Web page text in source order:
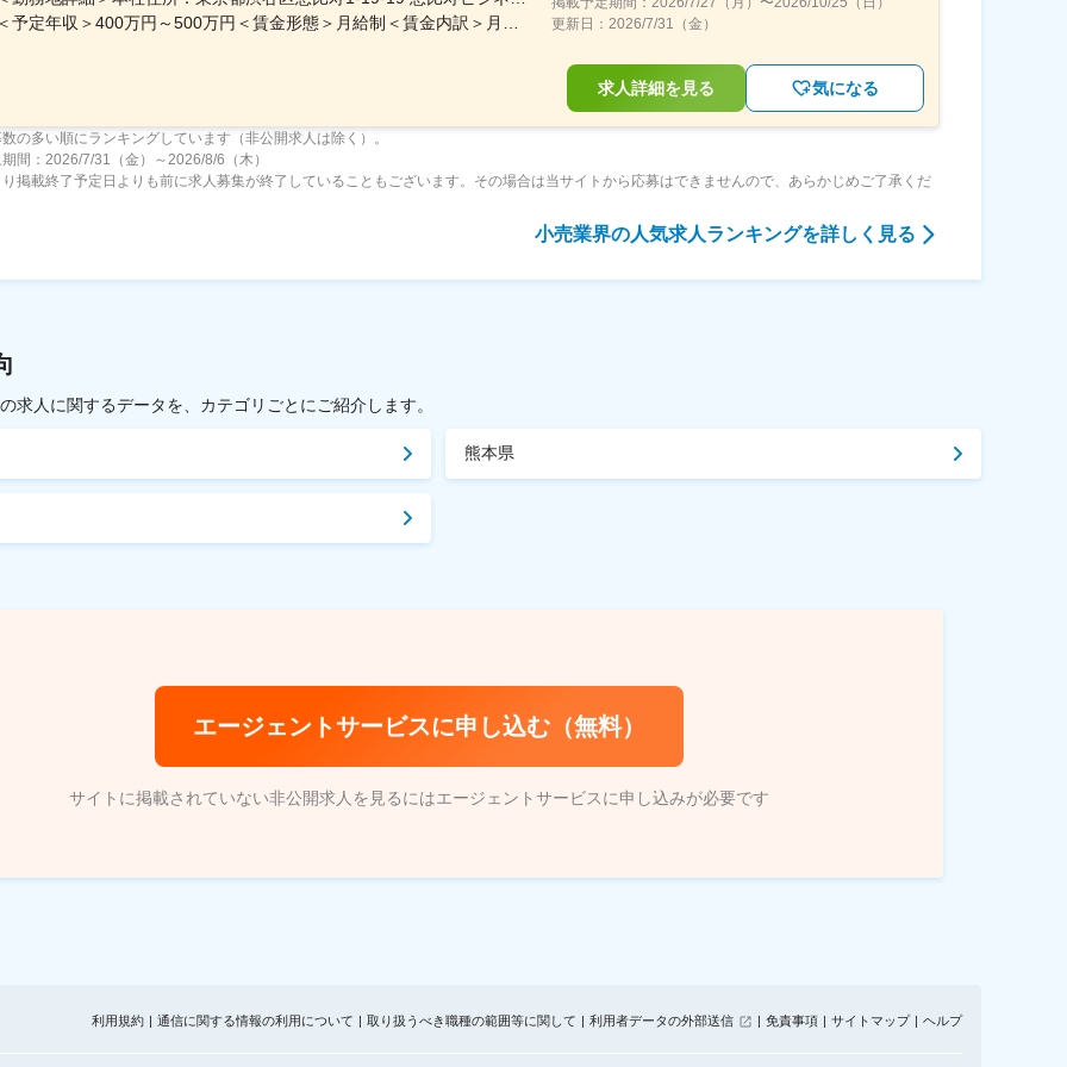
更新日： 2026/7/31（金）
求人詳細を見る 気になる
の多い順にランキングしています（非公開求人は除く）。
間：2026/7/31（金）～2026/8/6（木）
掲載終了予定日よりも前に求人募集が終了していることもございます。その場合は当サイトから応募はできませんので、あらかじめご了承くだ
小売業界の人気求人ランキングを詳しく見る
求人に関するデータを、カテゴリごとにご紹介します。
熊本県
エージェントサービスに申し込む（無料）
サイトに掲載されていない非公開求人を見るにはエージェントサービスに申し込みが必要です
利用規約 通信に関する情報の利用について 取り扱うべき職種の範囲等に関して 利用者データの外部送信 免責事項 サイトマップ ヘルプ